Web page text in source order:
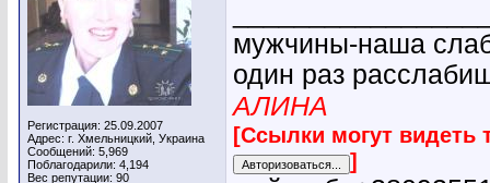
Регистрация: 25.09.2007
Адрес: г. Хмельницкий, Украина
Сообщений: 5,969
Поблагодарили: 4,194
Вес репутации: 90
мужчины-наша
один раз
АЛИНА
[Ссылки могут видеть
]